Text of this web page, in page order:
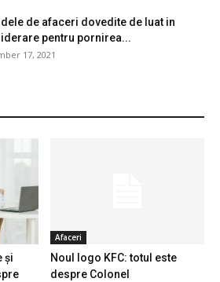
de afaceri dovedite de luat in
pentru pornirea...
17, 2021
și
Afaceri
Noul logo KFC: totul este
despre Colonel